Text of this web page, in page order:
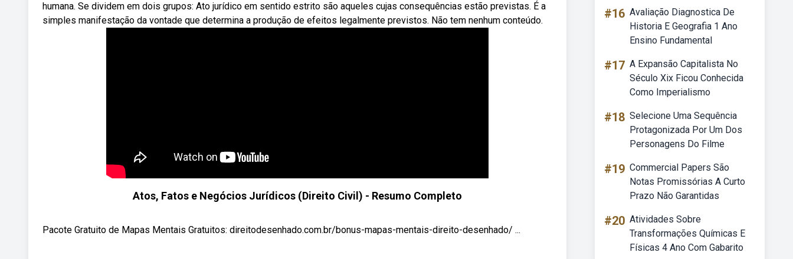
humana. Se dividem em dois grupos: Ato jurídico em sentido estrito são aqueles cujas consequências estão previstas. É a
simples manifestação da vontade que determina a produção de efeitos legalmente previstos. Não tem nenhum conteúdo.
Atos, Fatos e Negócios Jurídicos (Direito Civil) - Resumo Completo
Pacote Gratuito de Mapas Mentais Gratuitos: direitodesenhado.com.br/bonus-mapas-mentais-direito-desenhado/ ...
#16 Avaliação Diagnostica De
Historia E Geografia 1 Ano
Ensino Fundamental
#17 A Expansão Capitalista No
Século Xix Ficou Conhecida
Como Imperialismo
#18 Selecione Uma Sequência
Protagonizada Por Um Dos
Personagens Do Filme
#19 Commercial Papers São
Notas Promissórias A Curto
Prazo Não Garantidas
#20 Atividades Sobre
Transformações Químicas E
Físicas 4 Ano Com Gabarito